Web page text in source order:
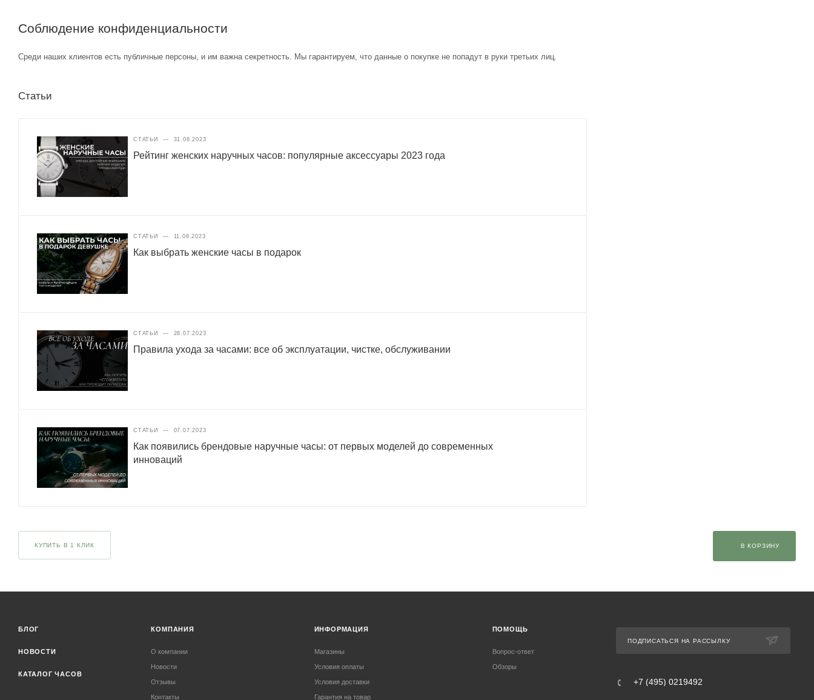
Соблюдение конфиденциальности
Среди наших клиентов есть публичные персоны, и им важна секретность. Мы гарантируем, что данные о покупке не попадут в руки третьих лиц.
Статьи
СТАТЬИ — 31.08.2023
Рейтинг женских наручных часов: популярные аксессуары 2023 года
СТАТЬИ — 11.08.2023
Как выбрать женские часы в подарок
СТАТЬИ — 28.07.2023
Правила ухода за часами: все об эксплуатации, чистке, обслуживании
СТАТЬИ — 07.07.2023
Как появились брендовые наручные часы: от первых моделей до современных
инноваций
КУПИТЬ В 1 КЛИК В КОРЗИНУ
БЛОГ
НОВОСТИ
КАТАЛОГ ЧАСОВ
КОМПАНИЯ
О компании
Новости
Отзывы
Контакты
ИНФОРМАЦИЯ
Магазины
Условия оплаты
Условия доставки
Гарантия на товар
ПОМОЩЬ
Вопрос-ответ
Обзоры
ПОДПИСАТЬСЯ НА РАССЫЛКУ
+7 (495) 0219492